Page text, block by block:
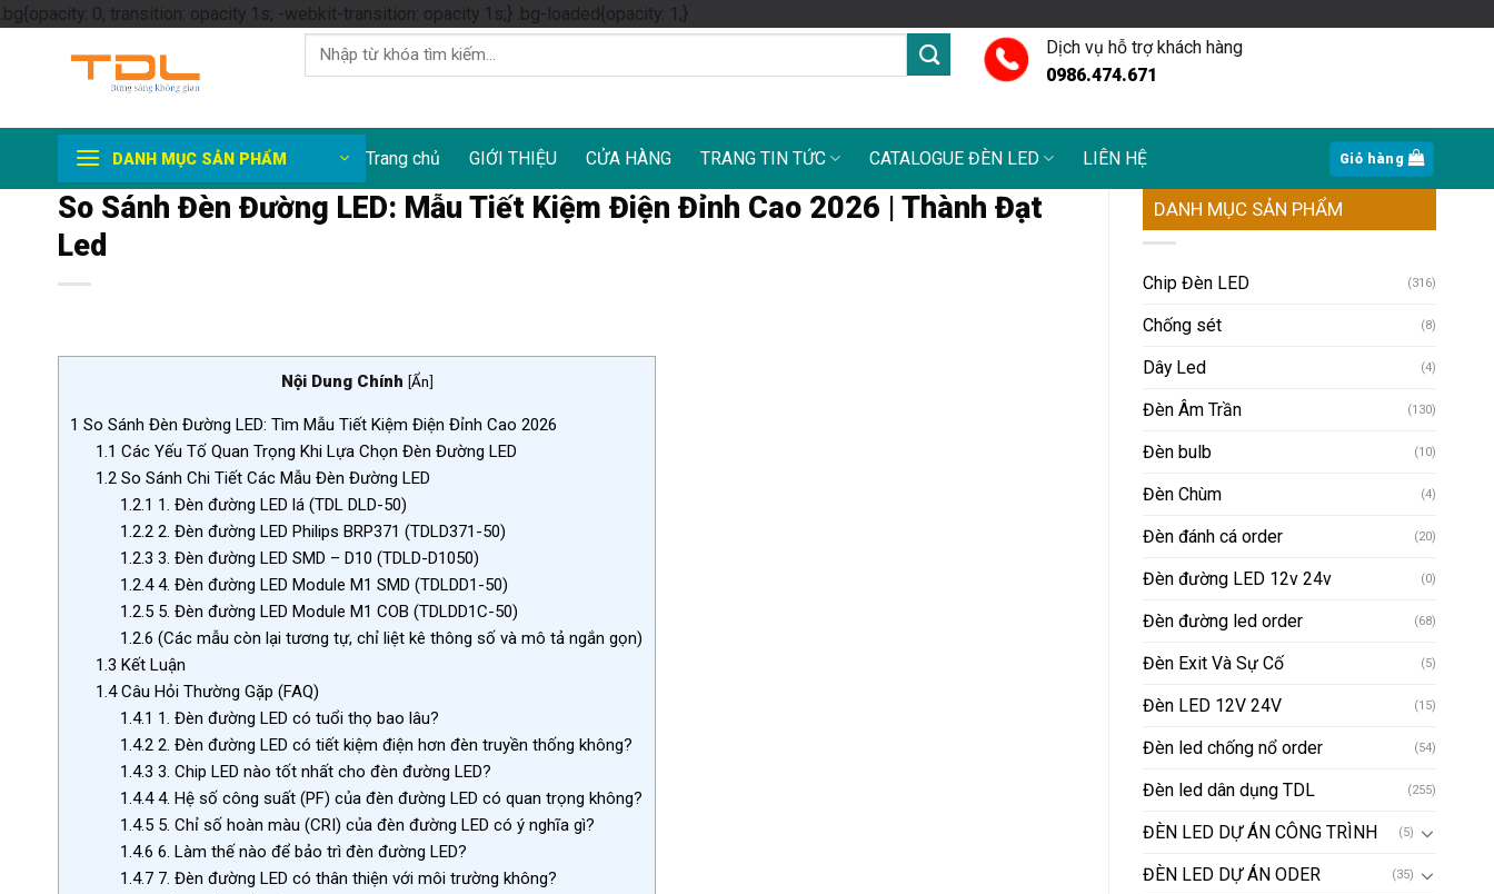
.bg{opacity: 0; transition: opacity 1s; -webkit-transition: opacity 1s;} .bg-loaded{opacity: 1;}Skip
to
Tìm
kiếm:
Dịch vụ hỗ trợ khách hàng
0986.474.671
DANH MỤC SẢN PHẨM Trang chủ GIỚI THIỆU CỬA HÀNG TRANG TIN TỨC CATALOGUE ĐÈN LED LIÊN HỆ Giỏ hàng
So Sánh Đèn Đường LED: Mẫu Tiết Kiệm Điện Đỉnh Cao 2026 | Thành Đạt
Led
Nội Dung Chính [Ẩn]
1 So Sánh Đèn Đường LED: Tìm Mẫu Tiết Kiệm Điện Đỉnh Cao 2026
1.1 Các Yếu Tố Quan Trọng Khi Lựa Chọn Đèn Đường LED
1.2So Sánh Chi Tiết Các Mẫu Đèn Đường LED
1.2.1 1. Đèn đường LED lá (TDL DLD-50)
1.2.2 2. Đèn đường LED Philips BRP371 (TDLD371-50)
1.2.3 3. Đèn đường LED SMD – D10 (TDLD-D1050)
1.2.44. Đèn đường LED Module M1 SMD (TDLDD1-50)
1.2.5 5. Đèn đường LED Module M1 COB (TDLDD1C-50)
1.2.6 (Các mẫu còn lại tương tự, chỉ liệt kê thông số và mô tả ngắn gọn)
1.3 Kết Luận
1.4Câu Hỏi Thường Gặp (FAQ)
1.4.1 1. Đèn đường LED có tuổi thọ bao lâu?
1.4.2 2. Đèn đường LED có tiết kiệm điện hơn đèn truyền thống không?
1.4.3 3. Chip LED nào tốt nhất cho đèn đường LED?
1.4.44. Hệ số công suất (PF) của đèn đường LED có quan trọng không?
1.4.5 5. Chỉ số hoàn màu (CRI) của đèn đường LED có ý nghĩa gì?
1.4.6 6. Làm thế nào để bảo trì đèn đường LED?
1.4.7 7. Đèn đường LED có thân thiện với môi trường không?
DANH MỤC SẢN PHẨM
Chip Đèn LED (316)
Chống sét (8)
Dây Led (4)
Đèn Âm Trần (130)
Đèn bulb (10)
Đèn Chùm (4)
Đèn đánh cá order (20)
Đèn đường LED 12v 24v (0)
Đèn đường led order (68)
Đèn Exit Và Sự Cố (5)
Đèn LED 12V 24V (15)
Đèn led chống nổ order (54)
Đèn led dân dụng TDL (255)
ĐÈN LED DỰ ÁN CÔNG TRÌNH (5)
ĐÈN LED DỰ ÁN ODER (35)